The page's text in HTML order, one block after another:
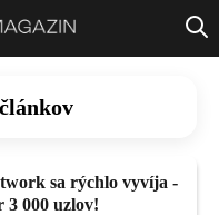
článkov
sa rýchlo vyvíja -
3 000 uzlov!